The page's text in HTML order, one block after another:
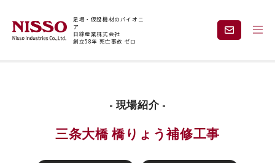
足場・仮設機材のパイオニ
ア
日綜産業株式会社
創立58年 死亡事故 ゼロ
現場紹介 課題から探す
- 現場紹介 -
三条大橋 橋りょう補修工事